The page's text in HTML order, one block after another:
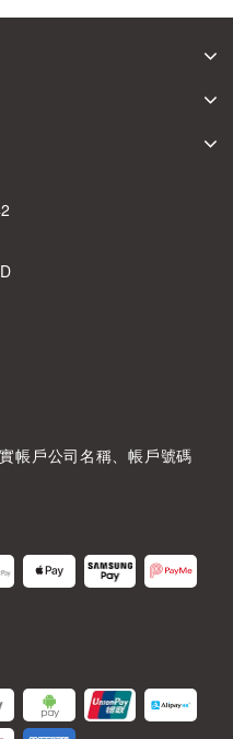
帳戶公司名稱、帳戶號碼